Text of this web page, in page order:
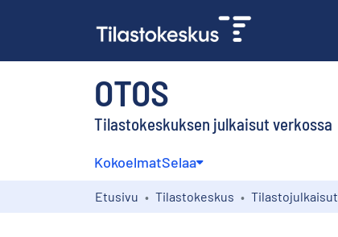
OTOS
Tilastokeskuksen julkaisut verkossa
KokoelmatSelaa
Etusivu Tilastokeskus Tilastojulkaisut